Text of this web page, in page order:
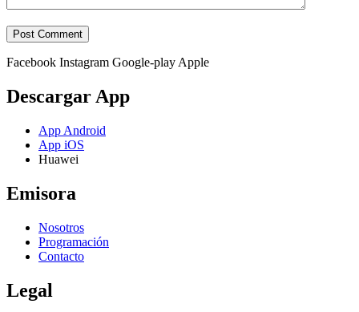
Facebook Instagram Google-play Apple
Descargar App
App Android
App iOS
Huawei
Emisora
Nosotros
Programación
Contacto
Legal